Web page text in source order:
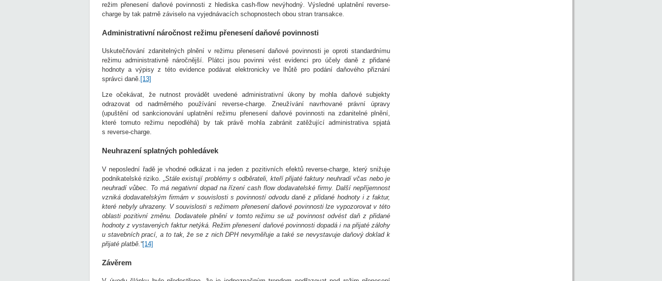
režim přenesení daňové povinnosti z hlediska cash-flow nevýhodný. Výsledné uplatnění reverse-
charge by tak patrně záviselo na vyjednávacích schopnostech obou stran transakce.
Administrativní náročnost režimu přenesení daňové povinnosti
Uskutečňování zdanitelných plnění v režimu přenesení daňové povinnosti je oproti standardnímu
režimu administrativně náročnější. Plátci jsou povinni vést evidenci pro účely daně z přidané
hodnoty a výpisy z této evidence podávat elektronicky ve lhůtě pro podání daňového přiznání
správci daně. [13]
Lze očekávat, že nutnost provádět uvedené administrativní úkony by mohla daňové subjekty
odrazovat od nadměrného používání reverse-charge. Zneužívání navrhované právní úpravy
(upuštění od sankcionování uplatnění režimu přenesení daňové povinnosti na zdanitelné plnění,
které tomuto režimu nepodléhá) by tak právě mohla zabránit zatěžující administrativa spjatá
s reverse-charge.
Neuhrazení splatných pohledávek
V neposlední řadě je vhodné odkázat i na jeden z pozitivních efektů reverse-charge, který snižuje
podnikatelské riziko.
„Stále existují problémy s odběrateli, kteří přijaté faktury neuhradí včas nebo je
neuhradí vůbec. To má negativní dopad na řízení cash flow dodavatelské firmy. Další nepříjemnost
vzniká dodavatelským firmám v souvislosti s povinností odvodu daně z přidané hodnoty i z faktur,
které nebyly uhrazeny. V souvislosti s režimem přenesení daňové povinnosti lze vypozorovat v této
oblasti pozitivní změnu. Dodavatele plnění v tomto režimu se už povinnost odvést daň z přidané
hodnoty z vystavených faktur netýká. Režim přenesení daňové povinnosti dopadá i na přijaté zálohy
u stavebních prací, a to tak, že se z nich DPH nevyměřuje a také se nevystavuje daňový doklad k
přijaté platbě.“[14]
Závěrem